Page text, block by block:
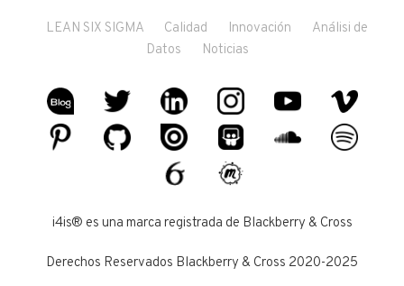
LEAN SIX SIGMA Calidad Innovación
Análisi de
Datos
Noticias
i4is® es una marca registrada de Blackberry & Cross
Derechos Reservados Blackberry & Cross 2020-2025